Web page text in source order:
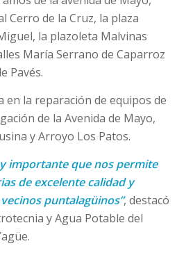
Cerro de la Cruz, la plaza
la plazoleta Malvinas
María Serrano de Caparroz
Pavés.
en la reparación de equipos de
de la Avenida de Mayo,
y Arroyo Los Patos.
importante que nos permite
de excelente calidad y
puntalagüinos”, destacó
y Agua Potable del